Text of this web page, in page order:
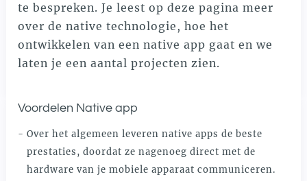
TopiaTrainer
te bespreken. Je leest op deze pagina meer
over de native technologie, hoe het
ontwikkelen van een native app gaat en we
laten je een aantal projecten zien.
Voordelen Native app
Over het algemeen leveren native apps de beste
prestaties, doordat ze nagenoeg direct met de
hardware van je mobiele apparaat communiceren.